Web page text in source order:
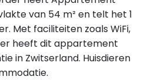
van 54 m² en telt het 1
Met faciliteiten zoals WiFi,
heeft dit appartement
in Zwitserland. Huisdieren